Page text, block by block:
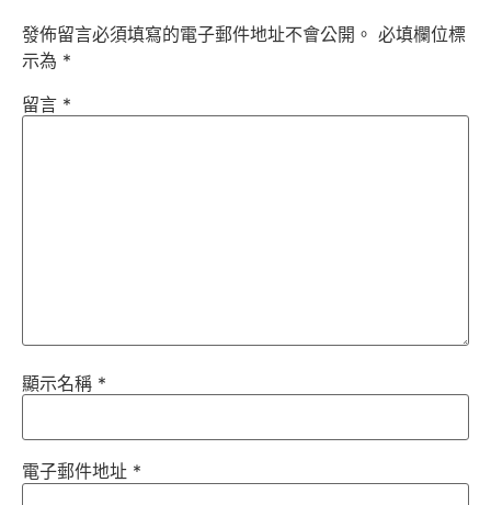
發佈留言必須填寫的電子郵件地址不會公開。 必填欄位標
示為 *
留言 *
顯示名稱 *
電子郵件地址 *